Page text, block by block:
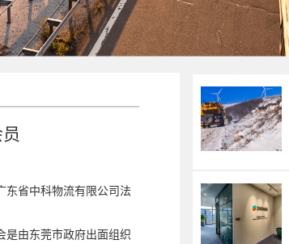
东省中科物流有限公司法
是由东莞市政府出面组织